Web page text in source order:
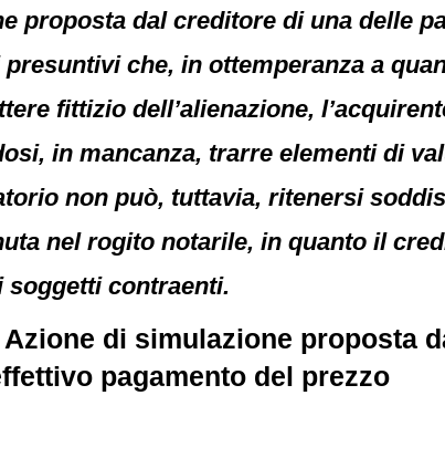
proposta dal creditore di una delle
che, in ottemperanza a
fittizio dell’alienazione,
in mancanza, trarre elementi di
non può, tuttavia, ritenersi
nel rogito notarile, in quanto il
soggetti contraenti.
Azione di simulazione proposta
pagamento del prezzo